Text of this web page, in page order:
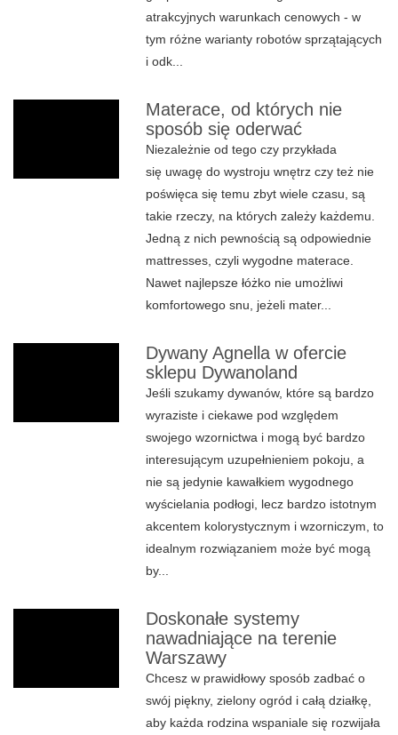
atrakcyjnych warunkach cenowych - w
tym różne warianty robotów sprzątających
i odk...
Materace, od których nie
sposób się oderwać
Niezależnie od tego czy przykłada
się uwagę do wystroju wnętrz czy też nie
poświęca się temu zbyt wiele czasu, są
takie rzeczy, na których zależy każdemu.
Jedną z nich pewnością są odpowiednie
mattresses, czyli wygodne materace.
Nawet najlepsze łóżko nie umożliwi
komfortowego snu, jeżeli mater...
Dywany Agnella w ofercie
sklepu Dywanoland
Jeśli szukamy dywanów, które są bardzo
wyraziste i ciekawe pod względem
swojego wzornictwa i mogą być bardzo
interesującym uzupełnieniem pokoju, a
nie są jedynie kawałkiem wygodnego
wyścielania podłogi, lecz bardzo istotnym
akcentem kolorystycznym i wzorniczym, to
idealnym rozwiązaniem może być mogą
by...
Doskonałe systemy
nawadniające na terenie
Warszawy
Chcesz w prawidłowy sposób zadbać o
swój piękny, zielony ogród i całą działkę,
aby każda rodzina wspaniale się rozwijała